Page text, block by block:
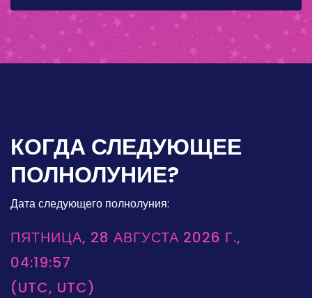
КОГДА СЛЕДУЮЩЕЕ
ПОЛНОЛУНИЕ?
Дата следующего полнолуния:
ПЯТНИЦА, 28 АВГУСТА 2026 Г.,
04:19:57
(UTC, UTC)